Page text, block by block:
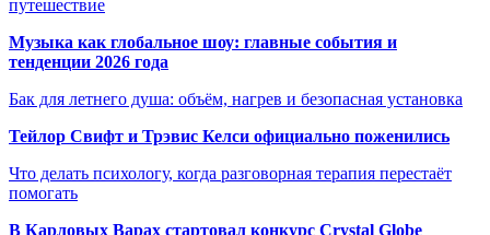
путешествие
Музыка как глобальное шоу: главные события и
тенденции 2026 года
Бак для летнего душа: объём, нагрев и безопасная установка
Тейлор Свифт и Трэвис Келси официально поженились
Что делать психологу, когда разговорная терапия перестаёт
помогать
В Карловых Варах стартовал конкурс Crystal Globe